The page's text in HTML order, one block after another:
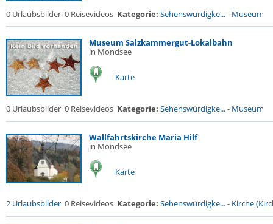
0 Urlaubsbilder 0 Reisevideos Kategorie: Sehenswürdigke...- Museum
Museum Salzkammergut-Lokalbahn
in Mondsee
Karte
0 Urlaubsbilder 0 Reisevideos Kategorie: Sehenswürdigke...- Museum
Wallfahrtskirche Maria Hilf
in Mondsee
Karte
2 Urlaubsbilder 0 Reisevideos Kategorie: Sehenswürdigke...- Kirche